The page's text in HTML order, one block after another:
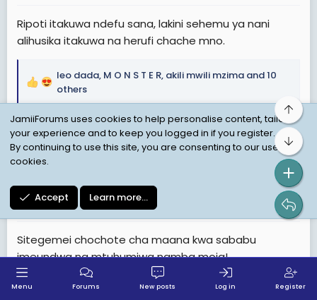
Ripoti itakuwa ndefu sana, lakini sehemu ya nani
alihusika itakuwa na herufi chache mno.
R
e
a
c
t
i
n
s
:
leo dada, M O N S T E R, akili mwili mzima and 10
others
Nyani Ngabu
Apr 23, 2026 #7
Sitegemei chochote cha maana kwa sababu
imeundwa na mtuhumiwa namba moja!
Samia ndo anawajibika moja kwa moja na mauaji
JamiiForums uses cookies to help personalise content, tailor
your experience and to keep you logged in if you register.
By continuing to use this site, you are consenting to our use of
cookies.
Accept Learn more…
Top
Menu Forums New posts Log in Register